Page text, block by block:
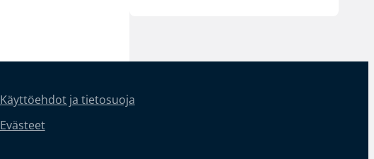
Käyttöehdot ja tietosuoja
Evästeet